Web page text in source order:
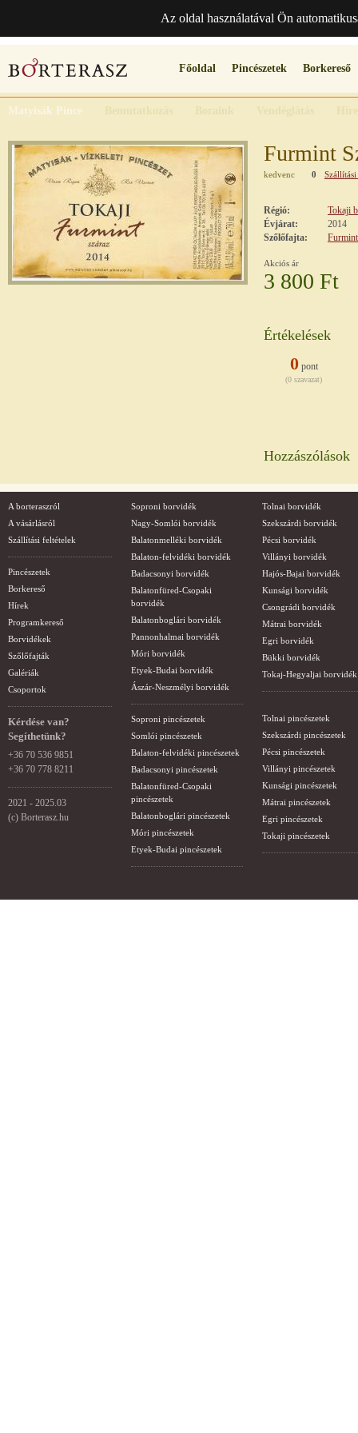
Az oldal használatával Ön
Főoldal Pincészetek Borkereső
Matyisák Pince
Furmint
kedvenc 0
Régió:
Tokaji
Évjárat:
2014
Szőlőfajta:
Furmint
Akciós ár
3 800 Ft
Értékelések
0pont
(0 szavazat)
Hozzászólások
A borteraszról
A vásárlásról
Szállítási feltételek
Pincészetek
Borkereső
Hírek
Programkereső
Borvidékek
Szőlőfajták
Galériák
Csoportok
Kérdése van?
Segíthetünk?
+36 70 536 9851
+36 70 778 8211
2021 - 2025.03
(c) Borterasz.hu
Soproni borvidék
Nagy-Somlói borvidék
Balatonmelléki borvidék
Balaton-felvidéki borvidék
Badacsonyi borvidék
Balatonfüred-Csopaki
borvidék
Balatonboglári borvidék
Pannonhalmai borvidék
Móri borvidék
Etyek-Budai borvidék
Ászár-Neszmélyi borvidék
Soproni pincészetek
Somlói pincészetek
Balaton-felvidéki pincészetek
Badacsonyi pincészetek
Balatonfüred-Csopaki
pincészetek
Balatonboglári pincészetek
Móri pincészetek
Etyek-Budai pincészetek
Tolnai borvidék
Szekszárdi borvidék
Pécsi borvidék
Villányi borvidék
Hajós-Bajai borvidék
Kunsági borvidék
Csongrádi borvidék
Mátrai borvidék
Egri borvidék
Bükki borvidék
Tokaj-Hegyaljai borvidék
Tolnai pincészetek
Szekszárdi pincészetek
Pécsi pincészetek
Villányi pincészetek
Kunsági pincészetek
Mátrai pincészetek
Egri pincészetek
Tokaji pincészetek